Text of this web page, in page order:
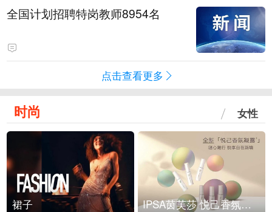
全国计划招聘特岗教师8954名
点击查看更多
时尚 女性
裙子 IPSA茵芙莎 悦己香氛凝露上市